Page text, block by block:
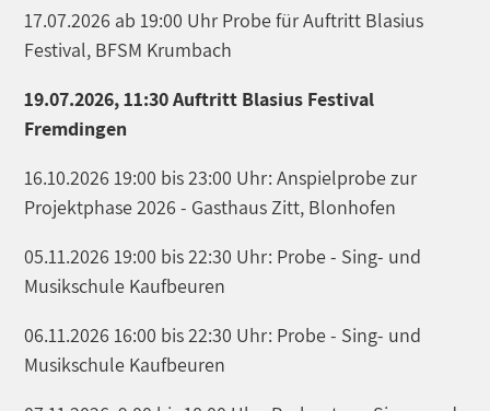
17.07.2026 ab 19:00 Uhr Probe für Auftritt Blasius
Festival, BFSM Krumbach
19.07.2026, 11:30 Auftritt Blasius Festival
Fremdingen
16.10.2026 19:00 bis 23:00 Uhr: Anspielprobe zur
Projektphase 2026 - Gasthaus Zitt, Blonhofen
05.11.2026 19:00 bis 22:30 Uhr: Probe - Sing- und
Musikschule Kaufbeuren
06.11.2026 16:00 bis 22:30 Uhr: Probe - Sing- und
Musikschule Kaufbeuren